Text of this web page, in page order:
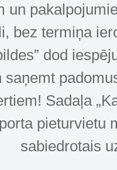
un
bez termiņa
dod
Sadaļa
pieturvietu
sabiedrotais